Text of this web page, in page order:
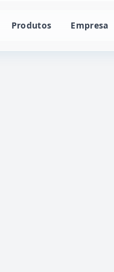
Produtos Empresa